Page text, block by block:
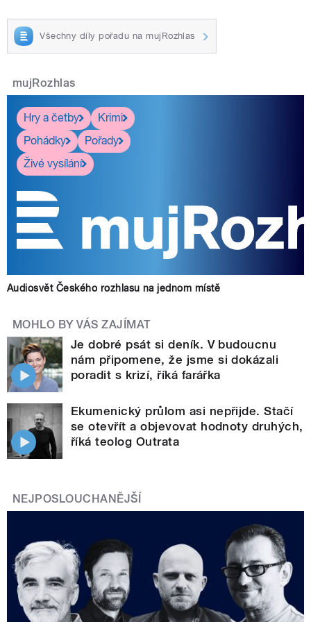
Všechny díly pořadu na mujRozhlas
mujRozhlas
Hry a četby
Krimi
Pohádky
Pořady
Živé vysílání
Audiosvět Českého rozhlasu na jednom místě
MOHLO BY VÁS ZAJÍMAT
Je dobré psát si deník. V budoucnu
nám připomene, že jsme si dokázali
poradit s krizí, říká farářka
Ekumenický průlom asi nepřijde. Stačí
se otevřít a objevovat hodnoty druhých,
říká teolog Outrata
NEJPOSLOUCHANĚJŠÍ